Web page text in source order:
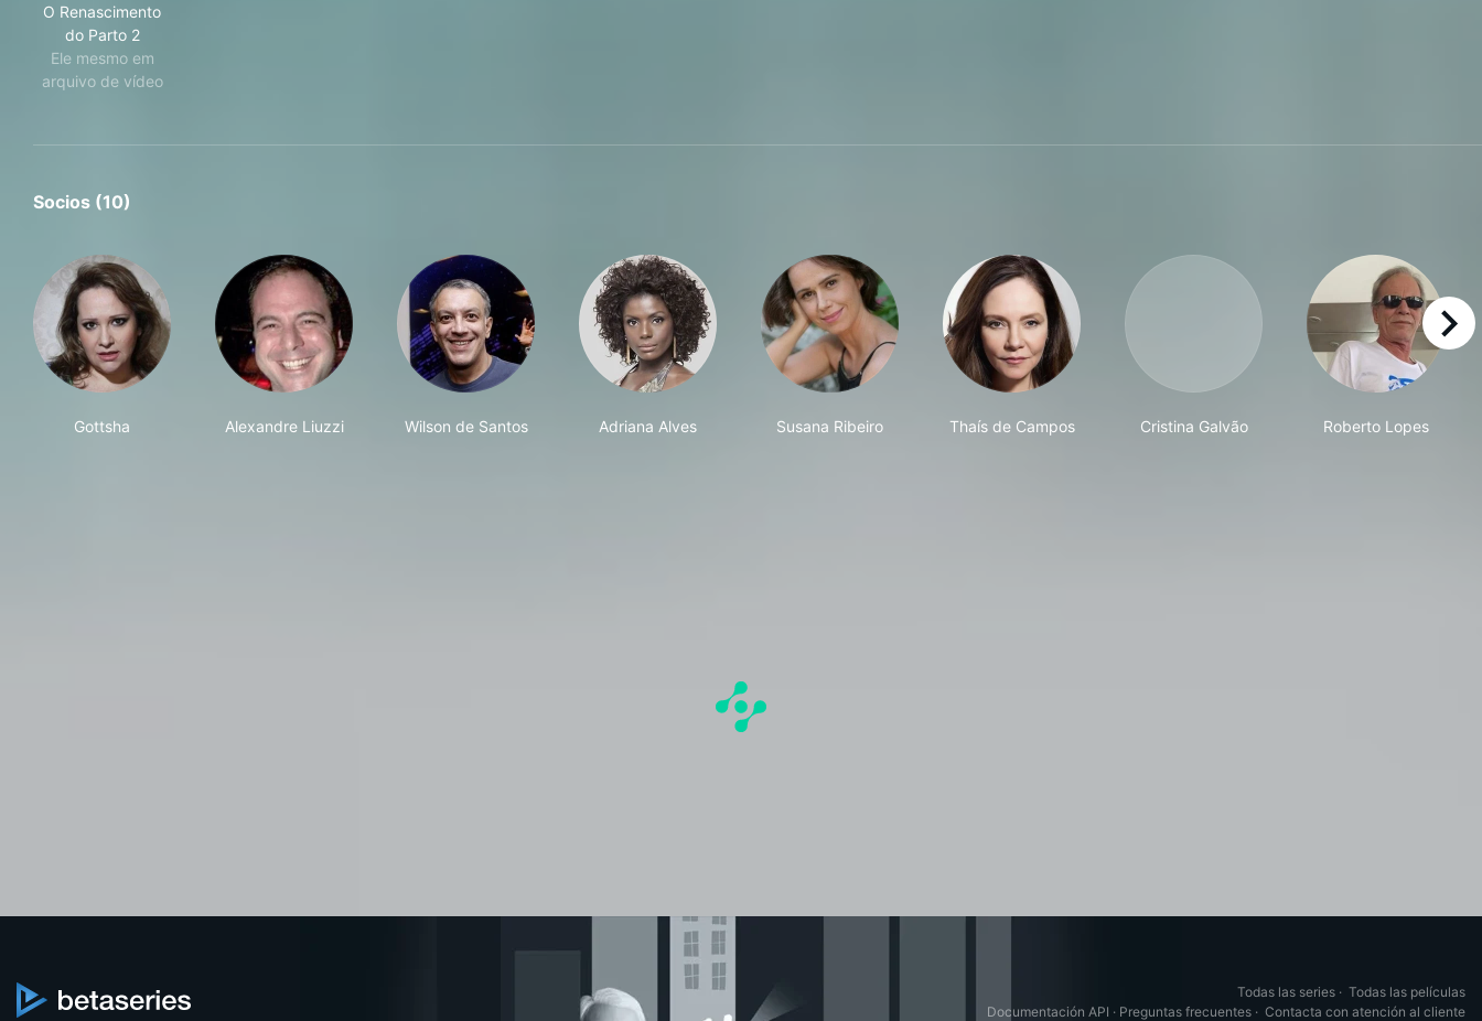
O Renascimento
do Parto 2
Ele mesmo em
arquivo de vídeo
Socios (10)
Gottsha Alexandre Liuzzi Wilson de Santos Adriana Alves Susana Ribeiro Thaís de Campos Cristina Galvão Roberto Lopes
right
Todas las series · Todas las películas
Documentación API · Preguntas frecuentes · Contacta con atención al cliente